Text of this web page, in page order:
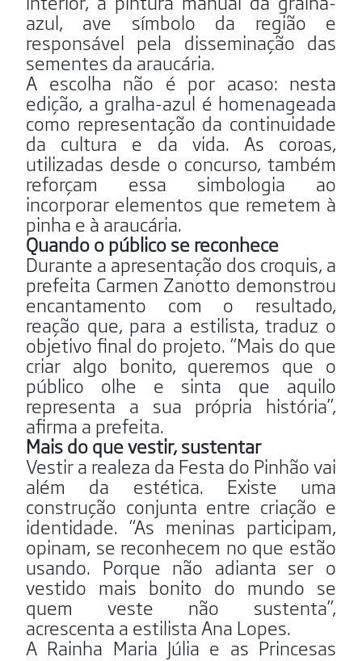
azul, ave símbolo da região e
responsável pela disseminação das
sementes da araucária.
A escolha não é por acaso: nesta
edição, a gralha-azul é homenageada
como representação da continuidade
da cultura e da vida. As coroas,
utilizadas desde o concurso, também
reforçam essa simbologia ao
incorporar elementos que remetem à
pinha e à araucária.
Quando o público se reconhece
Durante a apresentação dos croquis, a
prefeita Carmen Zanotto demonstrou
encantamento com o resultado,
reação que, para a estilista, traduz o
objetivo final do projeto. “Mais do que
criar algo bonito, queremos que o
público olhe e sinta que aquilo
representa a sua própria história”,
afirma a prefeita.
Mais do que vestir, sustentar
Vestir a realeza da Festa do Pinhão vai
além da estética. Existe uma
construção conjunta entre criação e
identidade. “As meninas participam,
opinam, se reconhecem no que estão
usando. Porque não adianta ser o
vestido mais bonito do mundo se
quem veste não sustenta”,
acrescenta a estilista Ana Lopes.
A Rainha Maria Júlia e as Princesas